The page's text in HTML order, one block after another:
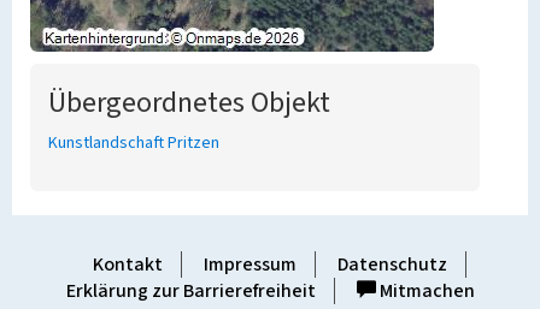
Übergeordnetes Objekt
Kunstlandschaft Pritzen
Kontakt Impressum
Datenschutz
Erklärung zur Barrierefreiheit
Mitmachen